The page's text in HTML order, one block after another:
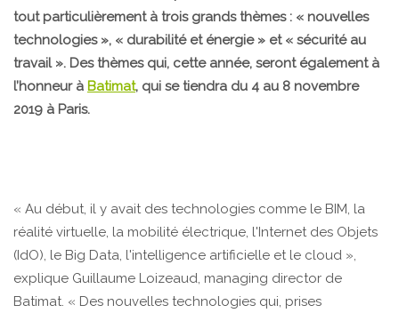
tout particulièrement à trois grands thèmes : « nouvelles
technologies », « durabilité et énergie » et « sécurité au
travail ». Des thèmes qui, cette année, seront également à
l’honneur à Batimat, qui se tiendra du 4 au 8 novembre
2019 à Paris.
« Au début, il y avait des technologies comme le BIM, la
réalité virtuelle, la mobilité électrique, l'Internet des Objets
(IdO), le Big Data, l'intelligence artificielle et le cloud »,
explique Guillaume Loizeaud, managing director de
Batimat. « Des nouvelles technologies qui, prises